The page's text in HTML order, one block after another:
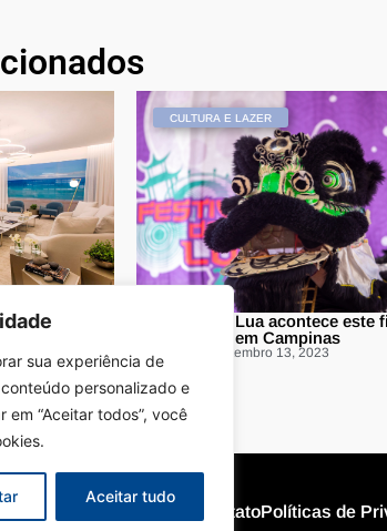
sua experiência de
personalizado e
em “Aceitar todos”, você
Aceitar tudo
ambiente
para
CULTURA E LAZER
Festival da Lua acontece este
de semana em Campinas
Redação - Setembro 13, 2023
Revista ContatoPolíticas de